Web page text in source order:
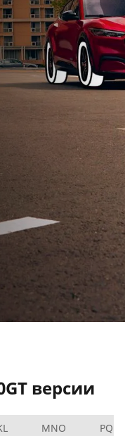
версии
MNO PQRS